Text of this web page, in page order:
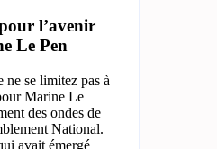
l’avenir
Le Pen
ne se limitez pas à
Marine Le
des ondes de
National.
avait émergé